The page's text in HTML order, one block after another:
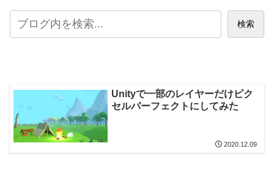
検索
Unityで一部のレイヤーだけピク
セルパーフェクトにしてみた
2020.12.09